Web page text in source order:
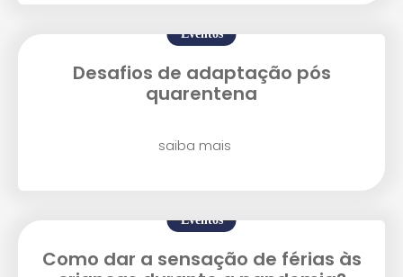
Eventos
Desafios de adaptação pós
quarentena
saiba mais
Eventos
Como dar a sensação de férias às